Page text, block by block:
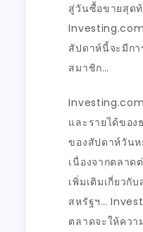
สู่วันซื้อขายสุด
สัปดาห์นี้จะมีก
สมาชิก…
และรายได้ของ
ของสัปดาห์วัน
เนื่องจากตลาด
เพิ่มเติมเกี่ยวกั
สหรัฐฯ…
ตลาดจะให้คว